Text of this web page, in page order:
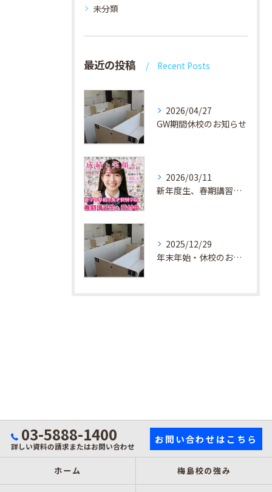
未分類
最近の投稿 Recent Posts
2026/04/27
GW期間休校のお知らせ
2026/03/11
新年度生、春期講習生 受付中！
2025/12/29
年末年始・休校のお知らせ
03-5888-1400
詳しい資料の請求またはお問い合わせ
お問い合わせはこちら
ホーム 梅島校の強み